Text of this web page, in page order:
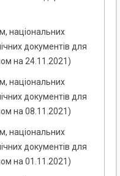
національних
документів для
на 24.11.2021)
національних
документів для
на 08.11.2021)
національних
документів для
на 01.11.2021)